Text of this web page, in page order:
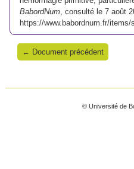
BabordNum , consulté le 7 août
https://www.babordnum.fr/items/
← Document précédent
© Université de